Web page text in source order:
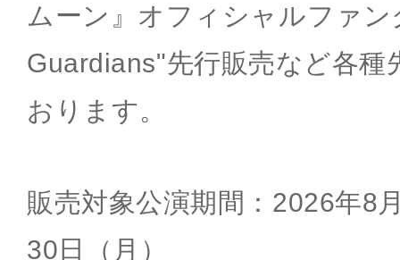
ムーン』オフィシャルファ
Guardians"先行販売など各種
おります。
販売対象公演期間：2026年8
30日（月）